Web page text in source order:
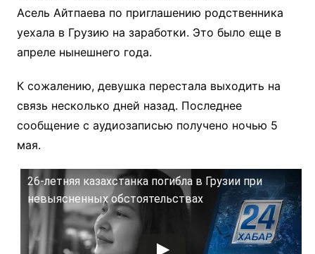
Асель Айтпаева по приглашению родственника
уехала в Грузию на заработки. Это было еще в
апреле нынешнего года.
К сожалению, девушка перестала выходить на
связь несколько дней назад. Последнее
сообщение с аудиозаписью получено ночью 5
мая.
26-летняя казахстанка погибла в Грузии при
невыясненных обстоятельствах